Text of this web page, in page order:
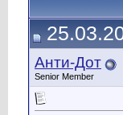
Анти-Дот
Senior Member